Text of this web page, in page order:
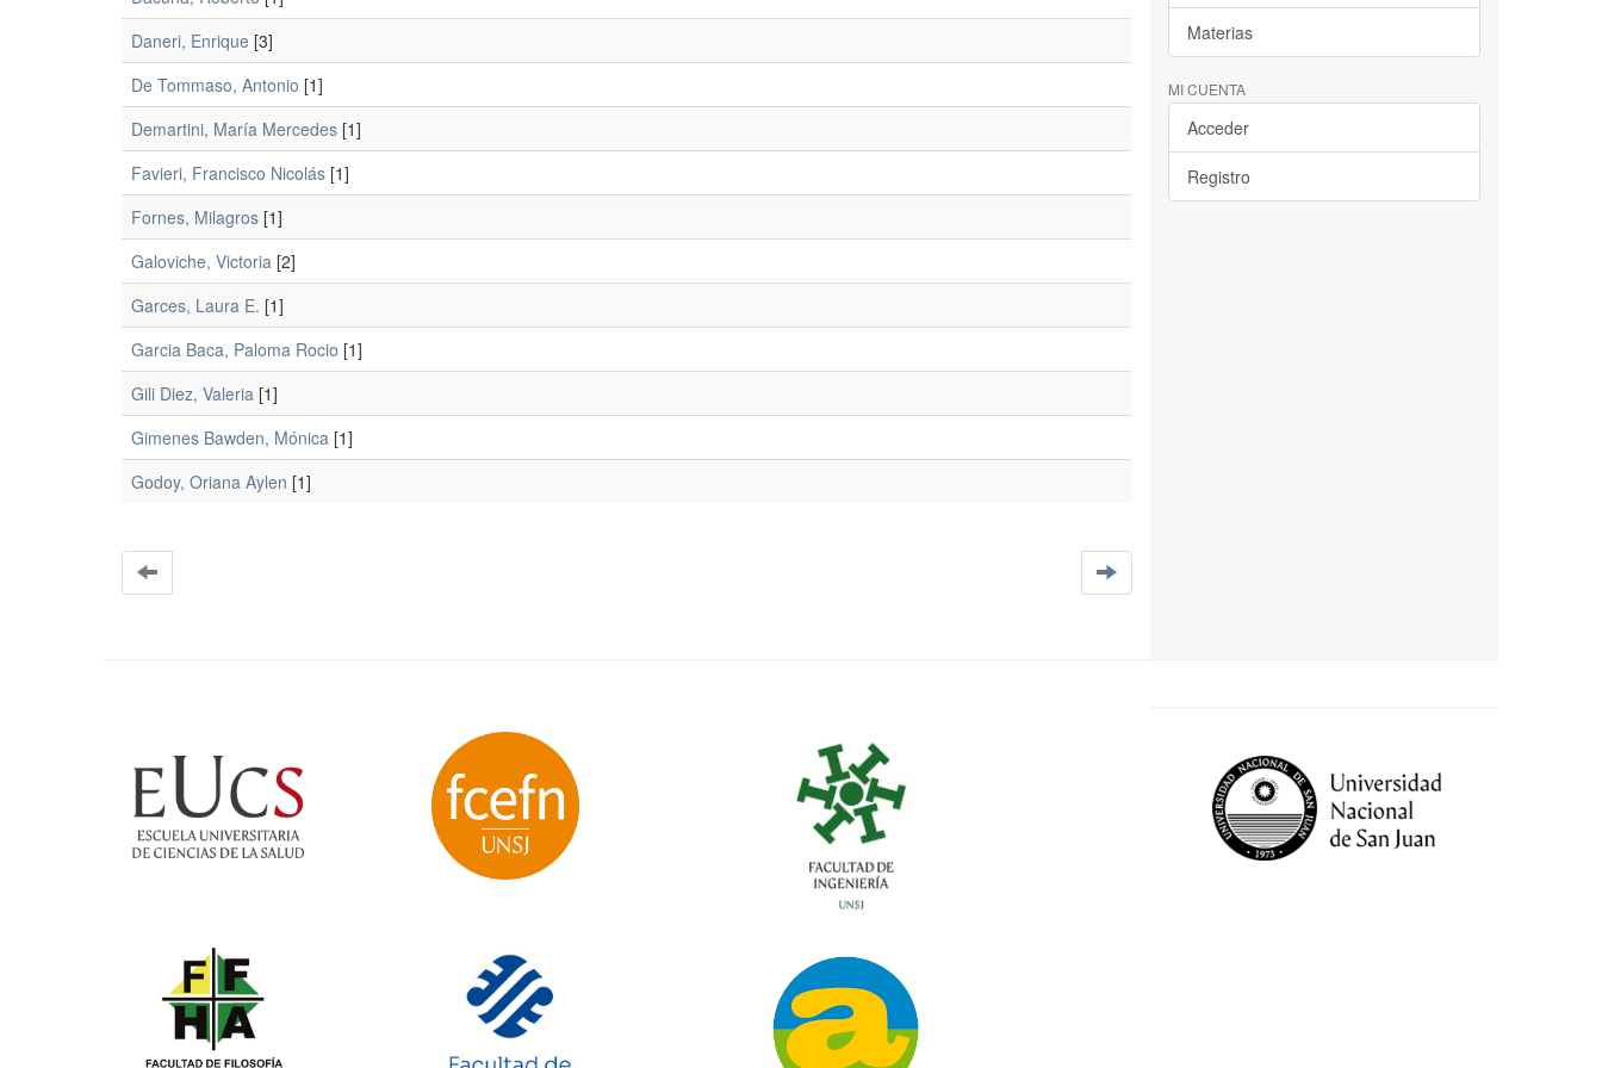
Daneri, Enrique [3]
De Tommaso, Antonio [1]
Demartini, María Mercedes [1]
Favieri, Francisco Nicolás [1]
Fornes, Milagros [1]
Galoviche, Victoria [2]
Garces, Laura E. [1]
Garcia Baca, Paloma Rocio [1]
Gili Diez, Valeria [1]
Gimenes Bawden, Mónica [1]
Godoy, Oriana Aylen [1]
Materias
MI CUENTA
Acceder
Registro